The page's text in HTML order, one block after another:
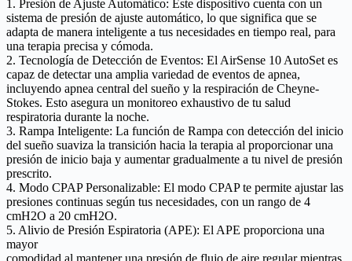
1. Presión de Ajuste Automático: Este dispositivo cuenta con un
sistema de presión de ajuste automático, lo que significa que se
adapta de manera inteligente a tus necesidades en tiempo real, para
una terapia precisa y cómoda.
2. Tecnología de Detección de Eventos: El AirSense 10 AutoSet es
capaz de detectar una amplia variedad de eventos de apnea,
incluyendo apnea central del sueño y la respiración de Cheyne-
Stokes. Esto asegura un monitoreo exhaustivo de tu salud
respiratoria durante la noche.
3. Rampa Inteligente: La función de Rampa con detección del inicio
del sueño suaviza la transición hacia la terapia al proporcionar una
presión de inicio baja y aumentar gradualmente a tu nivel de presión
prescrito.
4. Modo CPAP Personalizable: El modo CPAP te permite ajustar las
presiones continuas según tus necesidades, con un rango de 4
cmH2O a 20 cmH2O.
5. Alivio de Presión Espiratoria (APE): El APE proporciona una
mayor